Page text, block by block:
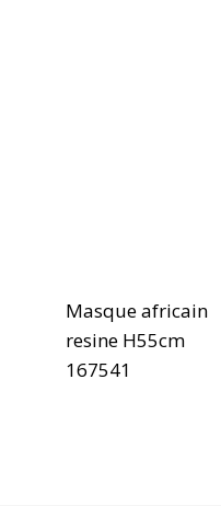
Masque africain
resine H55cm
167541